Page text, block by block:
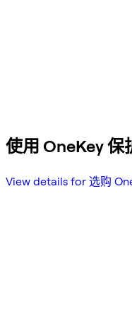
使用 OneKey 保
View details for 选购